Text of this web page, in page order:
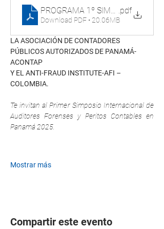
PROGRAMA 1º SIMPOSIO
.pdf
Download PDF • 20.06MB
LA ASOCIACIÓN DE CONTADORES
PÚBLICOS AUTORIZADOS DE PANAMÁ-
ACONTAP
Y EL ANTI-FRAUD INSTITUTE-AFI –
COLOMBIA.
Te invitan al Primer Simposio Internacional de
Auditores Forenses y Peritos Contables en
Panamá 2025.
Mostrar más
Compartir este evento